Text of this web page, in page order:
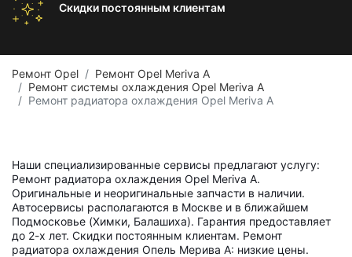
Скидки постоянным клиентам
Ремонт Opel
Ремонт Opel Meriva A
Ремонт системы охлаждения Opel Meriva A
Ремонт радиатора охлаждения Opel Meriva A
Наши специализированные сервисы предлагают услугу:
Ремонт радиатора охлаждения Opel Meriva A.
Оригинальные и неоригинальные запчасти в наличии.
Автосервисы располагаются в Москве и в ближайшем
Подмосковье (Химки, Балашиха). Гарантия предоставляет
до 2-х лет. Скидки постоянным клиентам. Ремонт
радиатора охлаждения Опель Мерива A: низкие цены.